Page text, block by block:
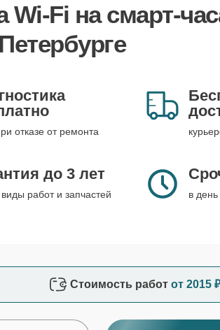
Wi-Fi на смарт-
отказе от ремонта
до 3 лет
работ и запчастей в
Стоимость работ от 2015 ₽